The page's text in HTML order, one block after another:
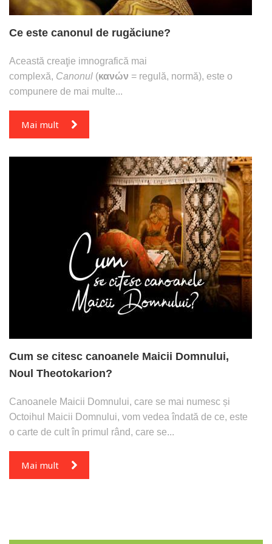
Ce este canonul de rugăciune?
Această creaţie imnografică mai
complexă, Canonul (κανών = regulă, normă), este o
compunere de mai multe...
Mai mult
Cum se citesc canoanele Maicii Domnului,
Noul Theotokarion?
Canoanele Maicii Domnului, care se mai numesc și
Octoihul Maicii Domnului, vom vedea îndată de ce, este
o carte de cult în primul rând, care se...
Mai mult